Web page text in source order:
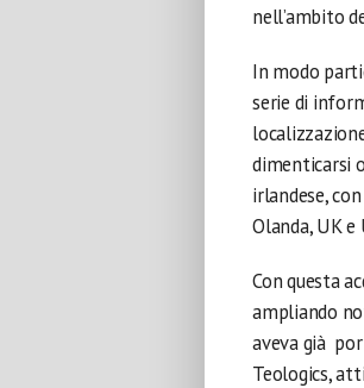
nell’ambito
In modo
serie di
dimenticarsi
irlandese,
Olanda, UK e
Con questa
ampliando
aveva già
Teologics,